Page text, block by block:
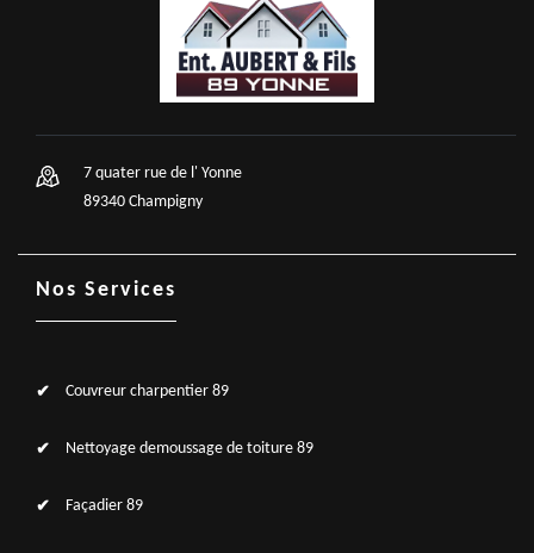
7 quater rue de l' Yonne
89340 Champigny
Nos Services
Couvreur charpentier 89
Nettoyage demoussage de toiture 89
Façadier 89